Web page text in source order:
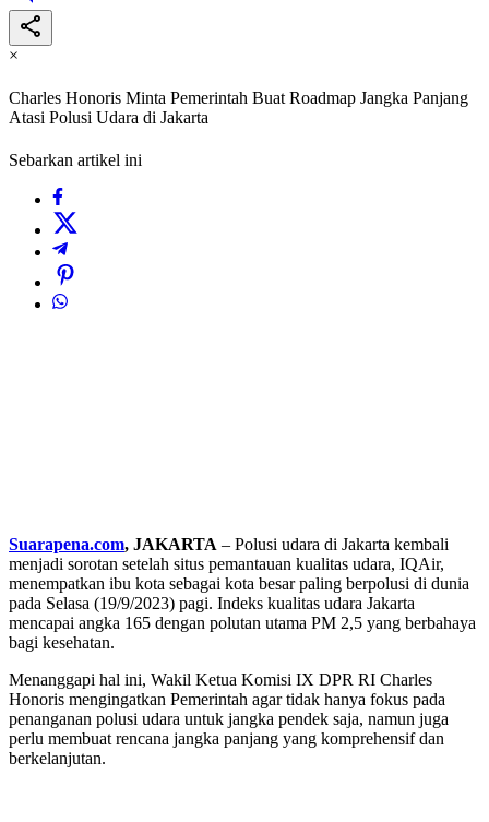
×
Charles Honoris Minta Pemerintah Buat Roadmap Jangka Panjang
Atasi Polusi Udara di Jakarta
Sebarkan artikel ini
Suarapena.com, JAKARTA – Polusi udara di Jakarta kembali
menjadi sorotan setelah situs pemantauan kualitas udara, IQAir,
menempatkan ibu kota sebagai kota besar paling berpolusi di dunia
pada Selasa (19/9/2023) pagi. Indeks kualitas udara Jakarta
mencapai angka 165 dengan polutan utama PM 2,5 yang berbahaya
bagi kesehatan.
Menanggapi hal ini, Wakil Ketua Komisi IX DPR RI Charles
Honoris mengingatkan Pemerintah agar tidak hanya fokus pada
penanganan polusi udara untuk jangka pendek saja, namun juga
perlu membuat rencana jangka panjang yang komprehensif dan
berkelanjutan.